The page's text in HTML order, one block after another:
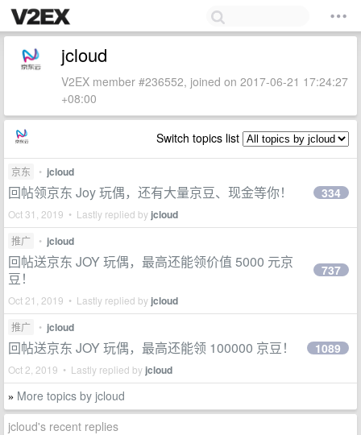
jcloud
V2EX member #236552, joined on 2017-06-21 17:24:27
+08:00
Switch topics list
京东 • jcloud
回帖领京东 Joy 玩偶，还有大量京豆、现金等你！
Oct 31, 2019 • Lastly replied by jcloud
334
推广 • jcloud
回帖送京东 JOY 玩偶，最高还能领价值 5000 元京
豆！
Oct 21, 2019 • Lastly replied by jcloud
737
推广 • jcloud
回帖送京东 JOY 玩偶，最高还能领 100000 京豆！
Oct 2, 2019 • Lastly replied by jcloud
1089
» More topics by jcloud
jcloud's recent replies